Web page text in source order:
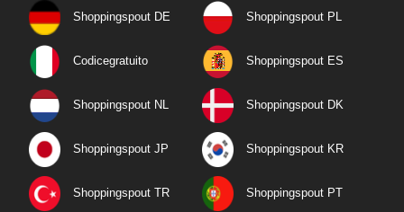
Shoppingspout DE Shoppingspout PL
Codicegratuito Shoppingspout ES
Shoppingspout NL Shoppingspout DK
Shoppingspout JP Shoppingspout KR
Shoppingspout TR Shoppingspout PT